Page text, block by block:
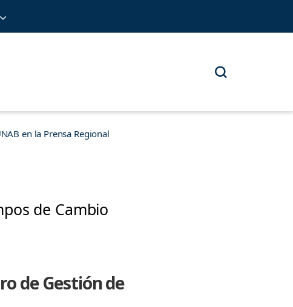
en la Prensa Regional
de Cambio
de Gestión de